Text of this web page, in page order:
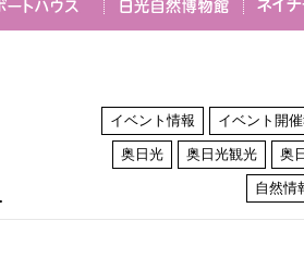
イベント情報 イベント開
奥日光 奥日光観光 奥
自然情